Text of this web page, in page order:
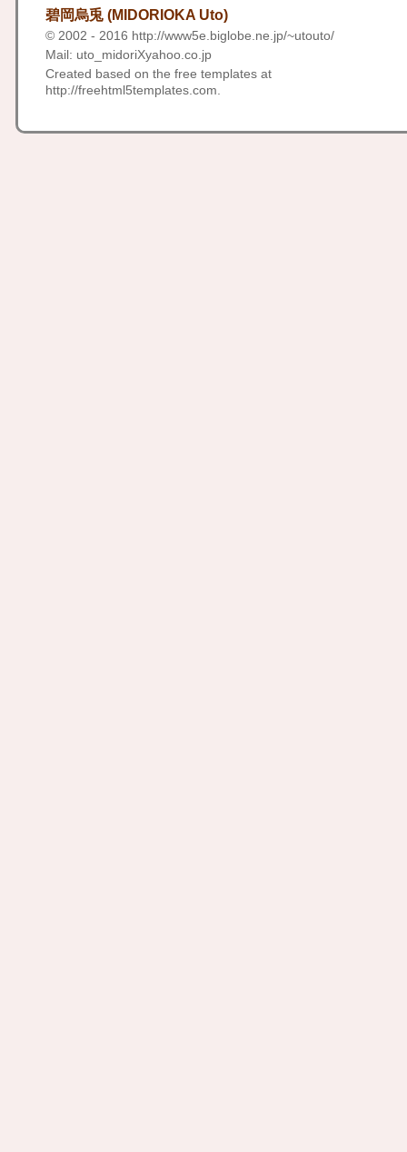
碧岡烏兎 (MIDORIOKA Uto)
© 2002 - 2016 http://www5e.biglobe.ne.jp/~utouto/
Mail: uto_midoriXyahoo.co.jp
Created based on the free templates at
http://freehtml5templates.com